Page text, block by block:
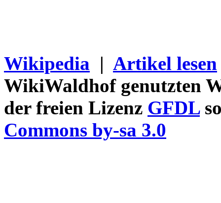
Wikipedia | Artikel lesen
WikiWaldhof genutzten
der freien Lizenz GFDL
Commons by-sa 3.0